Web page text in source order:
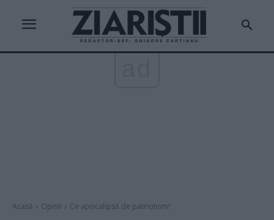
Acasă Opinii Ce apocalipsă de patriotism!